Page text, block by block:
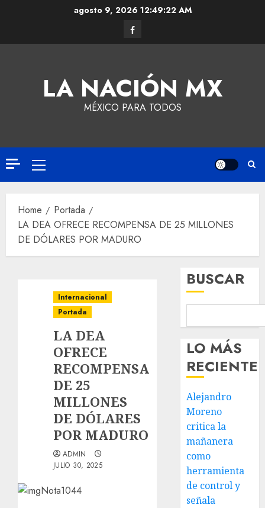
agosto 9, 2026 12:49:22 AM
LA NACIÓN MX
MÉXICO PARA TODOS
Home
Portada
LA DEA OFRECE RECOMPENSA DE 25 MILLONES
DE DÓLARES POR MADURO
Internacional
Portada
LA DEA
OFRECE
RECOMPENSA
DE 25
MILLONES
DE DÓLARES
POR MADURO
ADMIN
JULIO 30, 2025
BUSCAR
LO MÁS
RECIENTE
Alejandro
Moreno
critica la
mañanera
como
herramienta
de control y
señala